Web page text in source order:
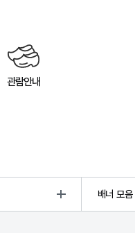
관람안내
배너 모음